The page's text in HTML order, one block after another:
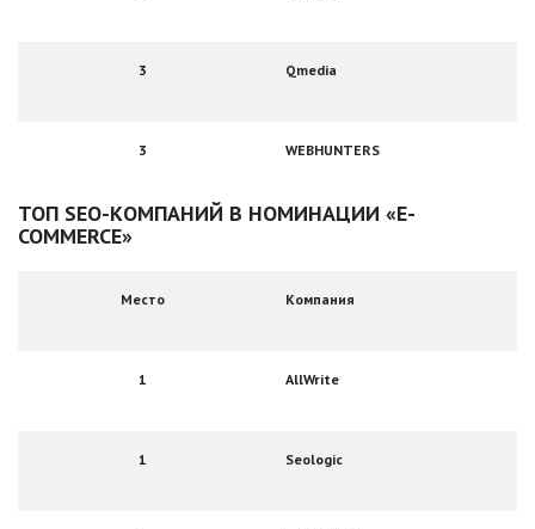
3 Qmedia
3 WEBHUNTERS
ТОП SEО-КОМПАНИЙ В НОМИНАЦИИ «E-
COMMERCE»
Место Компания
1 AllWrite
1 Seologic